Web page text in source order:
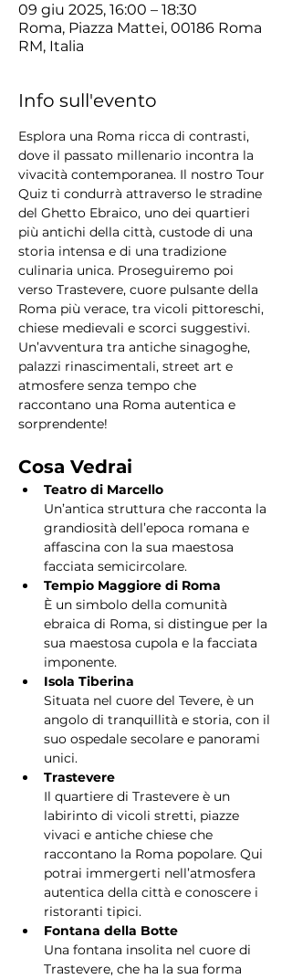
09 giu 2025, 16:00 – 18:30
Roma, Piazza Mattei, 00186 Roma
RM, Italia
Info sull'evento
Esplora una Roma ricca di contrasti,
dove il passato millenario incontra la
vivacità contemporanea. Il nostro Tour
Quiz ti condurrà attraverso le stradine
del Ghetto Ebraico, uno dei quartieri
più antichi della città, custode di una
storia intensa e di una tradizione
culinaria unica. Proseguiremo poi
verso Trastevere, cuore pulsante della
Roma più verace, tra vicoli pittoreschi,
chiese medievali e scorci suggestivi.
Un’avventura tra antiche sinagoghe,
palazzi rinascimentali, street art e
atmosfere senza tempo che
raccontano una Roma autentica e
sorprendente!
Cosa Vedrai
Teatro di Marcello
Un’antica struttura che racconta la
grandiosità dell’epoca romana e
affascina con la sua maestosa
facciata semicircolare.
Tempio Maggiore di Roma
È un simbolo della comunità
ebraica di Roma, si distingue per la
sua maestosa cupola e la facciata
imponente.
Isola Tiberina
Situata nel cuore del Tevere, è un
angolo di tranquillità e storia, con il
suo ospedale secolare e panorami
unici.
Trastevere
Il quartiere di Trastevere è un
labirinto di vicoli stretti, piazze
vivaci e antiche chiese che
raccontano la Roma popolare. Qui
potrai immergerti nell’atmosfera
autentica della città e conoscere i
ristoranti tipici.
Fontana della Botte
Una fontana insolita nel cuore di
Trastevere, che ha la sua forma